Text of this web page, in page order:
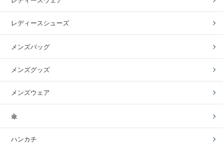
レディースシューズ
メンズバッグ
メンズグッズ
メンズウェア
傘
ハンカチ